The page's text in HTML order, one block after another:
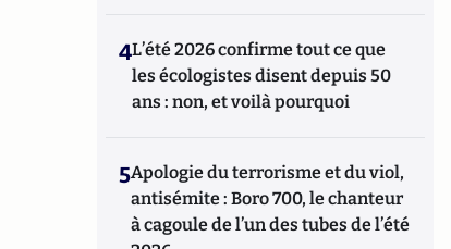
4L’été 2026 confirme tout ce que
les écologistes disent depuis 50
ans : non, et voilà pourquoi
5Apologie du terrorisme et du viol,
antisémite : Boro 700, le chanteur
à cagoule de l’un des tubes de l’été